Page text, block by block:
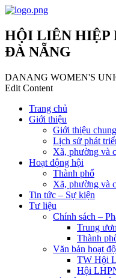
HỘI LIÊN HIỆP
ĐÀ NẴNG
DANANG WOMEN'S
Edit Content
Trang chủ
Giới thiệu
Giới thiệu chung
Lịch sử phát
Xã, phường và
Hoạt động hội
Thành phố
Xã, phường và
Tin tức – Sự kiện
Tư liệu
Chính sách –
Trung
Thành
Văn bản hoạt
TW Hội
Hội